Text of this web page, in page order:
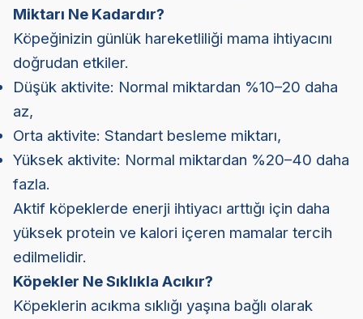
Miktarı Ne Kadardır?
Köpeğinizin günlük hareketliliği mama ihtiyacını
doğrudan etkiler.
Düşük aktivite: Normal miktardan %10–20 daha
az,
Orta aktivite: Standart besleme miktarı,
Yüksek aktivite: Normal miktardan %20–40 daha
fazla.
Aktif köpeklerde enerji ihtiyacı arttığı için daha
yüksek protein ve kalori içeren mamalar tercih
edilmelidir.
Köpekler Ne Sıklıkla Acıkır?
Köpeklerin acıkma sıklığı yaşına bağlı olarak